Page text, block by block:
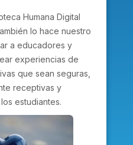
Humana Digital
lo hace nuestro
a educadores y
experiencias de
que sean seguras,
receptivas y
estudiantes.